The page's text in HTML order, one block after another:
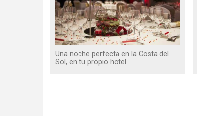
Una noche perfecta en la Costa del
Sol, en tu propio hotel